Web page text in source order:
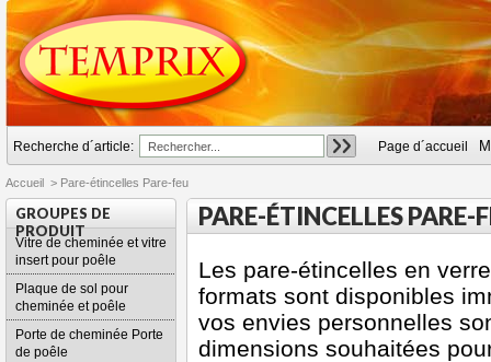
Recherche d´article: Page d´accueil
Accueil > Pare-étincelles Pare-feu
PARE-ÉTINCELLES PARE-
Les pare-étincelles en
formats sont disponibles
vos envies personnelles
dimensions souhaitées
GROUPES DE
PRODUIT
Vitre de cheminée et vitre
insert pour poêle
Plaque de sol pour
cheminée et poêle
Porte de cheminée Porte
de poêle